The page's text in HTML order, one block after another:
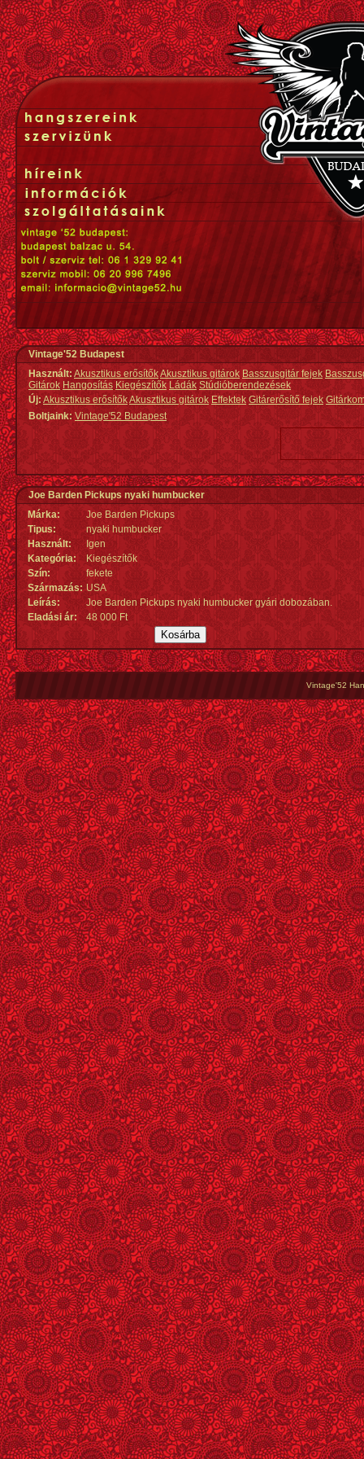
Vintage'52 Budapest
Használt: Akusztikus erősítőkAkusztikus gitárok Basszusgitár fejek
Gitárok Hangosítás Kiegészítők Ládák Stúdióberendezések
Új:Akusztikus erősítőkAkusztikus gitárok Effektek Gitárerősítő fejek
Boltjaink: Vintage'52 Budapest
Joe Barden Pickups nyaki humbucker
Márka:
Joe Barden Pickups
Tipus:
nyaki humbucker
Használt:
Igen
Kategória:
Kiegészítők
Szín:
fekete
Származás: USA
Leírás:
Joe Barden Pickups nyaki humbucker gyári dobozában.
Eladási ár:
48 000 Ft
Vintage'52